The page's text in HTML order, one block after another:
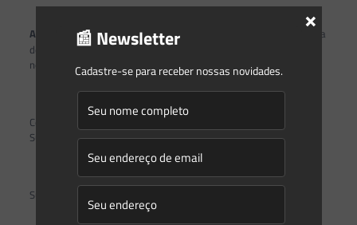
Art. 5
Ficam alteradas, na estrutura organizacional da Secretaria
de Estado do Ambiente e Sustentabilidade – SEAS, as
nomenclaturas dos seguintes órgãos:
I – Assessoria de Comunicação para Assessoria de
Comunicação e Eventos, da Secretaria de Estado do Ambiente e
Sustentabilidade;
II – Subsecretaria Adjunta de Planejamento para
Subsecretaria Executiva;
📰 Newsletter
Cadastre-se para receber nossas novidades.
×